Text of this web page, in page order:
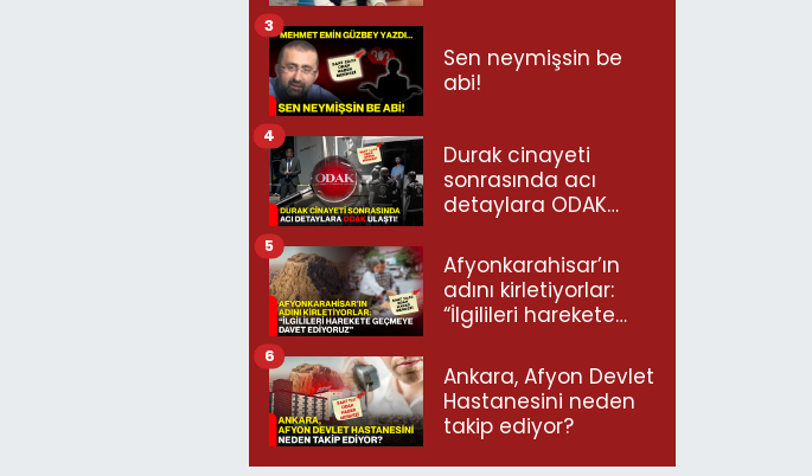
Sen neymişsin be
abi!
3
Durak cinayeti
sonrasında acı
detaylara ODAK
4
Afyonkarahisar’ın
adını kirletiyorlar:
“İlgilileri harekete
ediyoruz”
5
Ankara, Afyon Devlet
Hastanesini neden
takip ediyor?
6